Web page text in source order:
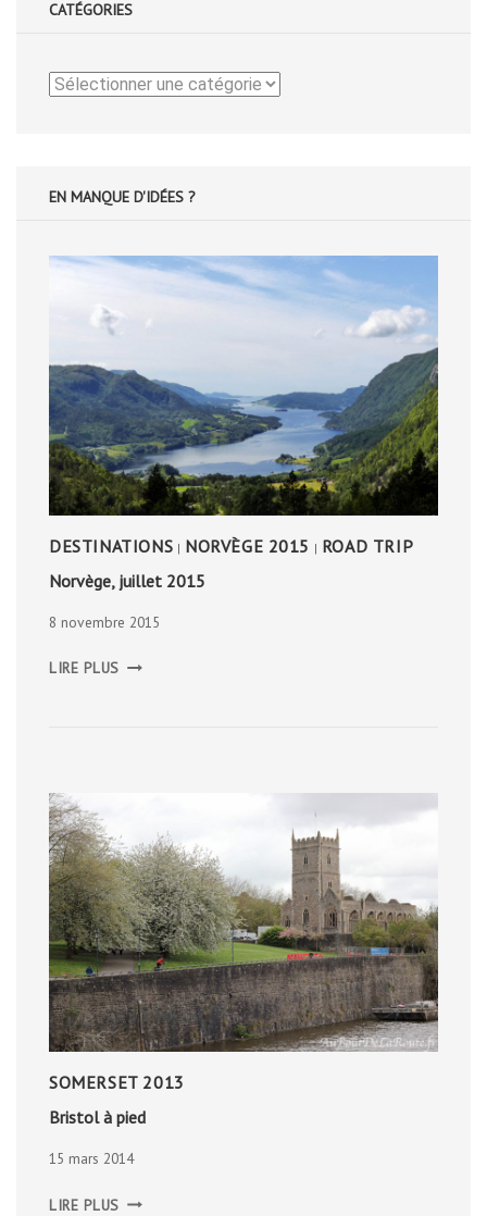
CATÉGORIES
Catégories
EN MANQUE D'IDÉES ?
DESTINATIONS | NORVÈGE 2015 | ROAD TRIP
Norvège, juillet 2015
8 novembre 2015
LIRE PLUS JUILLET
SOMERSET 2013
Bristol à pied
15 mars 2014
LIRE PLUS